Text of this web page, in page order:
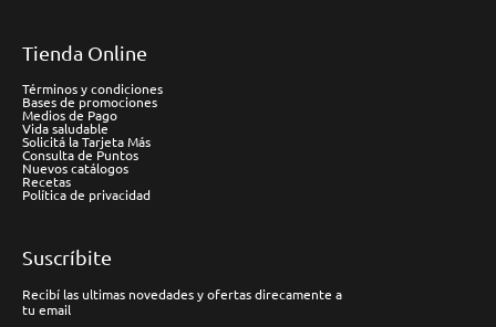
Tienda Online
Términos y condiciones
Bases de promociones
Medios de Pago
Vida saludable
Solicitá la Tarjeta Más
Consulta de Puntos
Nuevos catálogos
Recetas
Política de privacidad
Suscríbite
Recibí las ultimas novedades y ofertas direcamente a
tu email